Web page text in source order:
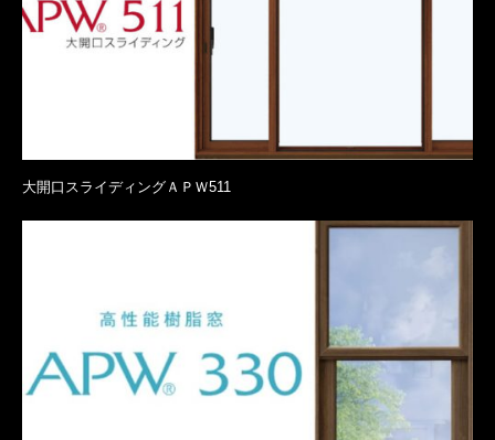
大開口スライディングＡＰＷ511